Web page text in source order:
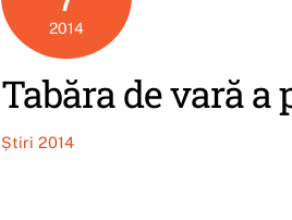
2014
Tabăra de vară
Știri 2014